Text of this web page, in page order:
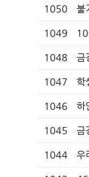
1050 불
1049
1048 금
1047 학
1046 하
1045 금
1044 우